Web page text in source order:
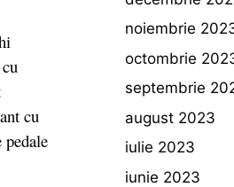
cu
noiembrie
octombrie
septembrie
august 2023
iulie 2023
iunie 2023